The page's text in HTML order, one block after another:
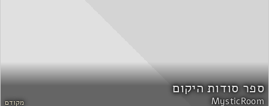
ספר סודות היקום
MysticRoom מקודם